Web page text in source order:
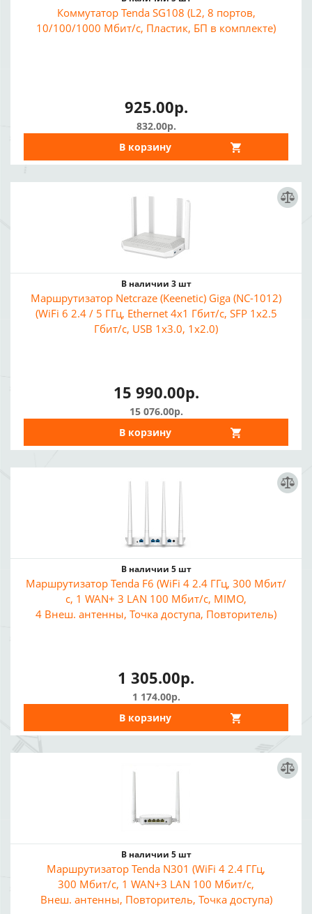
Коммутатор Tenda SG108 (L2, 8 портов,
10/100/1000 Мбит/с, Пластик, БП в комплекте)
925.00р.
832.00р.
В корзину
В наличии 3 шт
Маршрутизатор Netcraze (Keenetic) Giga (NC-1012)
(WiFi 6 2.4 / 5 ГГц, Ethernet 4x1 Гбит/с, SFP 1x2.5
Гбит/с, USB 1x3.0, 1x2.0)
15 990.00р.
15 076.00р.
В корзину
В наличии 5 шт
Маршрутизатор Tenda F6 (WiFi 4 2.4 ГГц, 300 Мбит/
с, 1 WAN+ 3 LAN 100 Мбит/с, MIMO,
4 Внеш. антенны, Точка доступа, Повторитель)
1 305.00р.
1 174.00р.
В корзину
В наличии 5 шт
Маршрутизатор Tenda N301 (WiFi 4 2.4 ГГц,
300 Мбит/с, 1 WAN+3 LAN 100 Мбит/с,
Внеш. антенны, Повторитель, Точка доступа)